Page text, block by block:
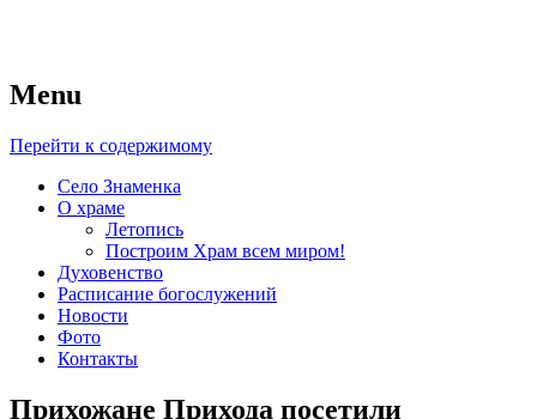
Божией Матери “Знамение”
Menu
Перейти к содержимому
Село Знаменка
О храме
Летопись
Построим Храм всем миром!
Духовенство
Расписание богослужений
Новости
Фото
Контакты
Прихожане Прихода посетили